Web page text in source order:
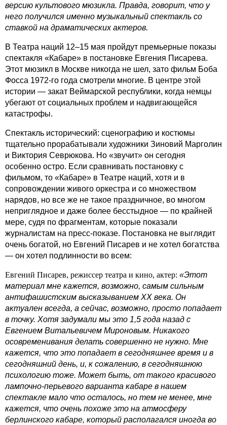
версию культового мюзикла. Правда, говорит, что у
него получился именно музыкальный спектакль со
ставкой на драматических актеров.
В Театра наций 12–15 мая пройдут премьерные показы
спектакля «Кабаре» в постановке Евгения Писарева.
Этот мюзикл в Москве никогда не шел, зато фильм Боба
Фосса 1972-го года смотрели многие. В центре этой
истории — закат Веймарской республики, когда немцы
убегают от социальных проблем и надвигающейся
катастрофы.
Спектакль исторический: сценографию и костюмы
тщательно прорабатывали художники Зиновий Марголин
и Виктория Севрюкова. Но «звучит» он сегодня
особенно остро. Если сравнивать постановку с
фильмом, то «Кабаре» в Театре наций, хотя и в
сопровождении живого оркестра и со множеством
нарядов, но все же не такое праздничное, во многом
неприглядное и даже более бесстыдное — по крайней
мере, судя по фрагментам, которые показали
журналистам на пресс-показе. Постановка не выглядит
очень богатой, но Евгений Писарев и не хотел богатства
— он хотел подлинности во всем:
Евгений Писарев, режиссер театра и кино, актер: «Этот
материал мне кажется, возможно, самым сильным
антифашистским высказыванием XX века. Он
актуален всегда, а сейчас, возможно, просто попадает
в точку. Хотя задумали мы это 1,5 года назад с
Евгением Витальевичем Мироновым. Никакого
осовременивания делать совершенно не нужно. Мне
кажется, что это попадает в сегодняшнее время и в
сегодняшний день, и, к сожалению, в сегодняшнюю
психологию тоже. Может быть, от такого красивого
лампочно-перьевого варианта кабаре в нашем
спектакле мало что осталось, но тем не менее, мне
кажется, что очень похоже это на атмосферу
берлинского кабаре, который располагался иногда во